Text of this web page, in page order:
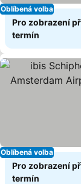
Oblíbená volba
Pro zobrazení
termín
Oblíbená volba
Pro zobrazení
termín